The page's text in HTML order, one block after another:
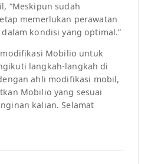
“Meskipun sudah
memerlukan perawatan
kondisi yang optimal.”
Mobilio untuk
langkah-langkah di
ahli modifikasi mobil,
Mobilio yang sesuai
kalian. Selamat